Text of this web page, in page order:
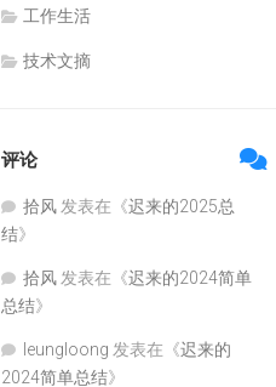
工作生活
技术文摘
评论
拾风 发表在《迟来的2025总
结》
拾风 发表在《迟来的2024简单
总结》
leungloong 发表在《迟来的
2024简单总结》